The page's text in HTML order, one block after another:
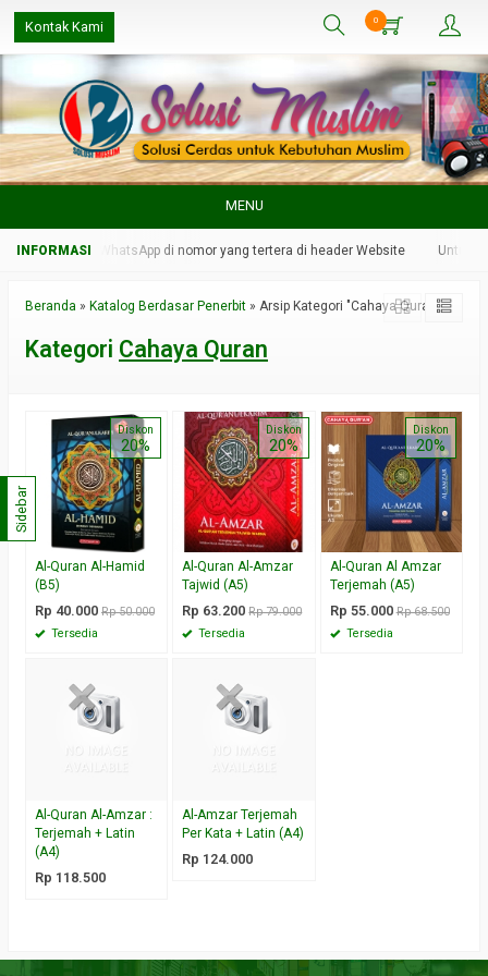
Kontak Kami 0
MENU
kami melalui WhatsApp di nomor yang tertera di header Website Untuk
Beranda » Katalog Berdasar Penerbit » Arsip Kategori "Cahaya Quran"
Kategori Cahaya Quran
Diskon
20%
Al-Quran Al-Hamid
(B5)
Rp 40.000 Rp 50.000
Tersedia
Diskon
20%
Al-Quran Al-Amzar
Tajwid (A5)
Rp 63.200 Rp 79.000
Tersedia
Diskon
20%
Al-Quran Al Amzar
Terjemah (A5)
Rp 55.000 Rp 68.500
Tersedia
Al-Quran Al-Amzar :
Terjemah + Latin
(A4)
Rp 118.500
Al-Amzar Terjemah
Per Kata + Latin (A4)
Rp 124.000
Sidebar